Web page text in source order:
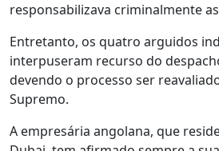
responsabilizava criminalmente
Entretanto, os quatro arguidos
interpuseram recurso do
devendo o processo ser
Supremo.
A empresária angolana, que